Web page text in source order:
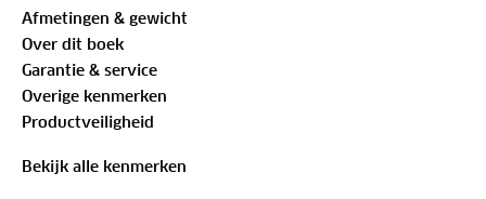
is waterbestendig. Gebruik de webcodes voor
informatie over veerdiensten, overnachtingen en
campings. Plan je route met fietsknooppunten,
landelijke fietsroutes, streekpaden en LAW-routes.
Geniet van Friesland!
Afmetingen & gewicht
Over dit boek
Garantie & service
Overige kenmerken
Productveiligheid
Bekijk alle kenmerken